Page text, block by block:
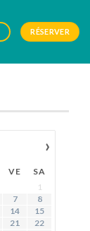
RÉSERVER
›
VE
SA
1
7
8
14
15
21
22